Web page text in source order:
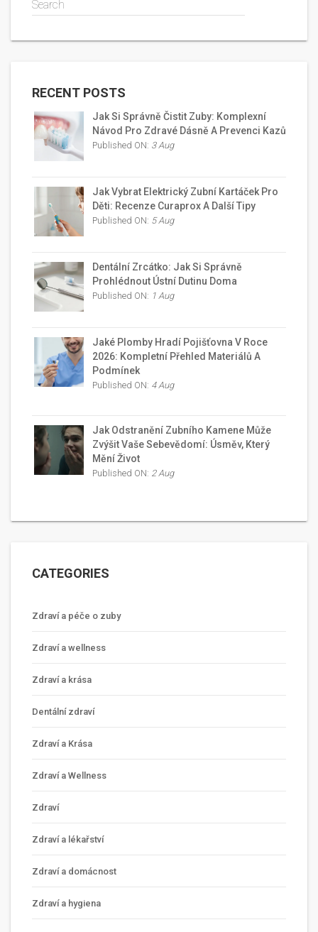
Search
RECENT POSTS
Jak Si Správně Čistit Zuby: Komplexní
Návod Pro Zdravé Dásně A Prevenci Kazů
Published ON: 3 Aug
Jak Vybrat Elektrický Zubní Kartáček Pro
Děti: Recenze Curaprox A Další Tipy
Published ON: 5 Aug
Dentální Zrcátko: Jak Si Správně
Prohlédnout Ústní Dutinu Doma
Published ON: 1 Aug
Jaké Plomby Hradí Pojišťovna V Roce
2026: Kompletní Přehled Materiálů A
Podmínek
Published ON: 4 Aug
Jak Odstranění Zubního Kamene Může
Zvýšit Vaše Sebevědomí: Úsměv, Který
Mění Život
Published ON: 2 Aug
CATEGORIES
Zdraví a péče o zuby
Zdraví a wellness
Zdraví a krása
Dentální zdraví
Zdraví a Krása
Zdraví a Wellness
Zdraví
Zdraví a lékařství
Zdraví a domácnost
Zdraví a hygiena